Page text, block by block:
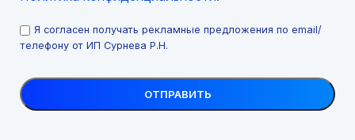
Я согласен получать рекламные предложения по email/
телефону от ИП Сурнева Р.Н.